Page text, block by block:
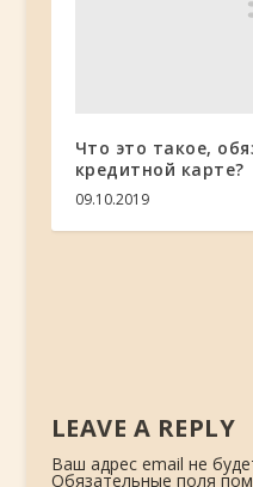
Что это такое,
кредитной карте?
09.10.2019
LEAVE A REPLY
Ваш адрес email не
Обязательные поля